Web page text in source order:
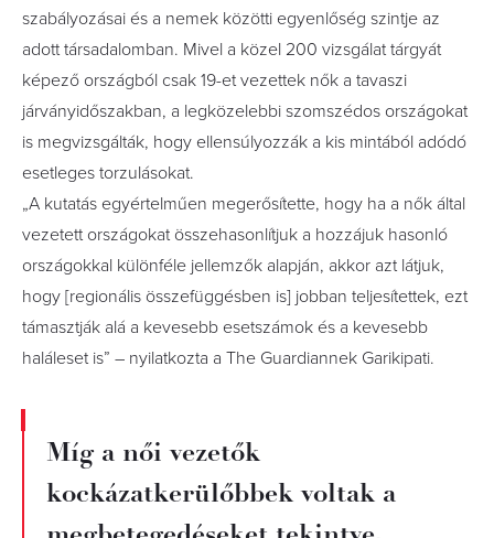
szabályozásai és a nemek közötti egyenlőség szintje az
adott társadalomban. Mivel a közel 200 vizsgálat tárgyát
képező országból csak 19-et vezettek nők a tavaszi
járványidőszakban, a legközelebbi szomszédos országokat
is megvizsgálták, hogy ellensúlyozzák a kis mintából adódó
esetleges torzulásokat.
„A kutatás egyértelműen megerősítette, hogy ha a nők által
vezetett országokat összehasonlítjuk a hozzájuk hasonló
országokkal különféle jellemzők alapján, akkor azt látjuk,
hogy [regionális összefüggésben is] jobban teljesítettek, ezt
támasztják alá a kevesebb esetszámok és a kevesebb
haláleset is” – nyilatkozta a The Guardiannek Garikipati.
Míg a női vezetők
kockázatkerülőbbek voltak a